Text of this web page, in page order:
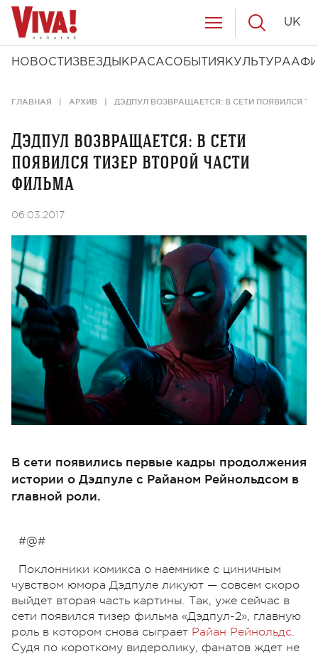
НОВОСТИ ЗВЕЗДЫ КРАСАСОБЫТИЯ КУЛЬТУРА
UK
ГЛАВНАЯ АРХИВ ДЭДПУЛ ВОЗВРАЩАЕТСЯ: В СЕТИ ПОЯВИЛСЯ
Дэдпул возвращается: в сети
появился тизер второй части
фильма
06.03.2017
В сети появились первые кадры продолжения
истории о Дэдпуле с Райаном Рейнольдсом в
главной роли.
#@#
Поклонники комикса о наемнике с циничным
чувством юмора Дэдпуле ликуют — совсем скоро
выйдет вторая часть картины. Так, уже сейчас в
сети появился тизер фильма «Дэдпул-2», главную
роль в котором снова сыграет Райан Рейнольдс.
Судя по короткому видеролику, фанатов ждет не